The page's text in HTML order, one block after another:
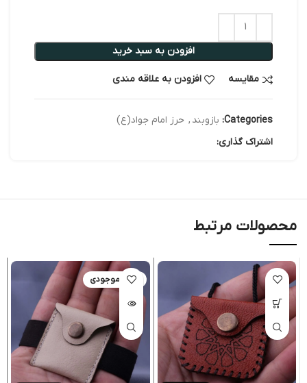
افزودن به سبد خرید
مقایسه افزودن به علاقه مندی
Categories: بازوبند , حرز امام جواد(ع)
اشتراک گذاری:
محصولات مرتبط
اتمام موجودی